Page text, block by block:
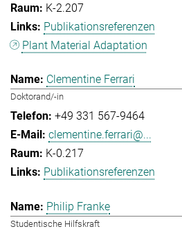
K-2.207
Publikationsreferenzen
Plant Material Adaptation
Clementine Ferrari
Doktorand/-in
+49 331 567-9464
clementine.ferrari@...
K-0.217
Publikationsreferenzen
Philip Franke
Studentische Hilfskraft